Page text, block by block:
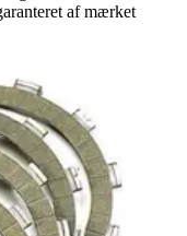
af mærket